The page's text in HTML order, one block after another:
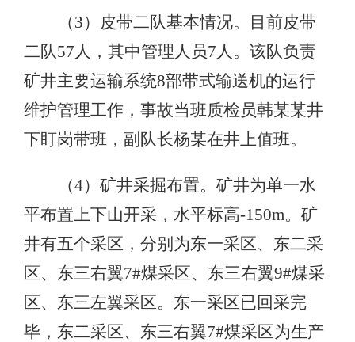
（3）皮带二队基本情况。目前皮带
二队57人，其中管理人员7人。该队负责
矿井主要运输系统8部带式输送机的运行
维护管理工作，事故当班质检员韩某某井
下盯岗带班，副队长杨某在井上值班。
（4）矿井采掘布置。矿井为单一水
平布置上下山开采，水平标高-150m。矿
井有五个采区，分别为东一采区、东二采
区、东三右翼7#煤采区、东三右翼9#煤采
区、东三左翼采区。东一采区已回采完
毕，东二采区、东三右翼7#煤采区为生产